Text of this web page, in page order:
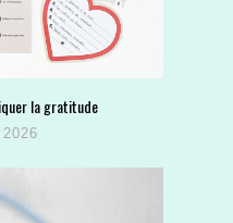
la gratitude